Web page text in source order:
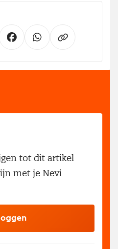
tot dit artikel
met je Nevi